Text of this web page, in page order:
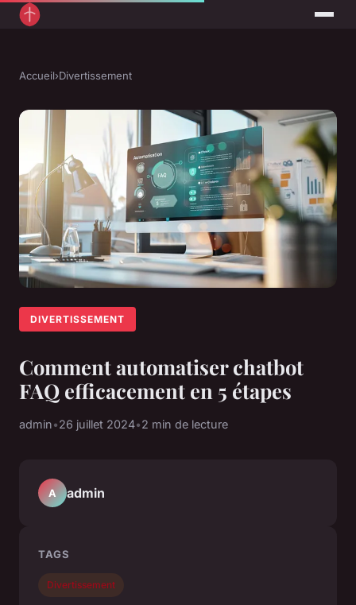
Accueil›Divertissement
DIVERTISSEMENT
Comment automatiser chatbot
FAQ efficacement en 5 étapes
admin•26 juillet 2024•2 min de lecture
A admin
TAGS
Divertissement